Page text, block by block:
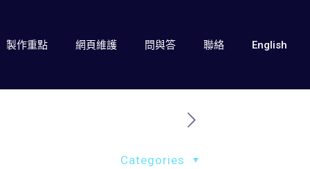
製作重點 網頁維護 問與答 聯絡 English
Categories